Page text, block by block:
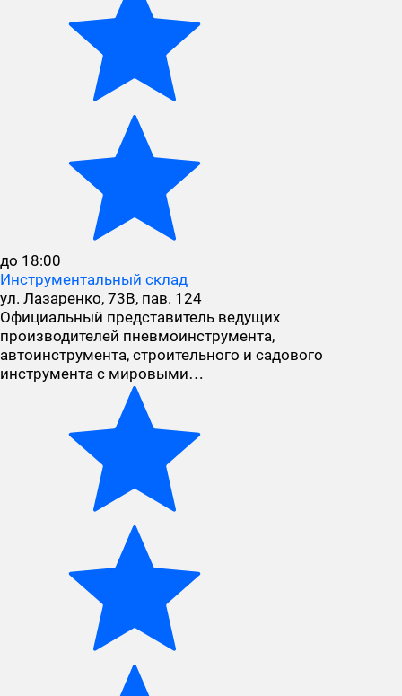
до 18:00
Инструментальный склад
ул. Лазаренко, 73В, пав. 124
Официальный представитель ведущих
производителей пневмоинструмента,
автоинструмента, строительного и садового
инструмента с мировыми…